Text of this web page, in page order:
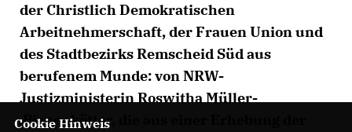
der Christlich Demokratischen
Arbeitnehmerschaft, der Frauen Union und
des Stadtbezirks Remscheid Süd aus
berufenem Munde: von NRW-
Justizministerin Roswitha Müller-
Piepenkötter, die aus einer Erhebung der
Cookie Hinweis